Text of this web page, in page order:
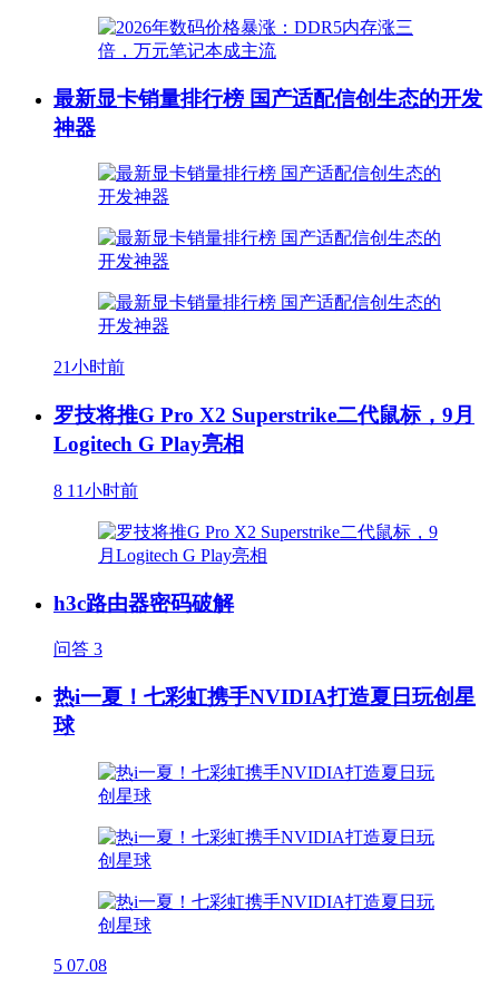
最新显卡销量排行榜 国产适配信创生态的开发
神器
21小时前
罗技将推G Pro X2 Superstrike二代鼠标，9月
Logitech G Play亮相
8 11小时前
h3c路由器密码破解
问答 3
热i一夏！七彩虹携手NVIDIA打造夏日玩创星
球
5 07.08